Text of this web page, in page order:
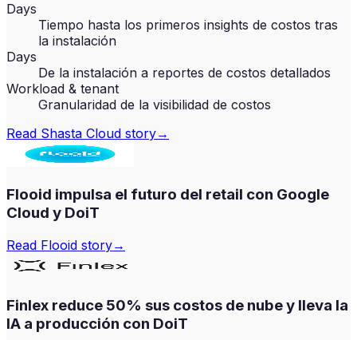
Days
Tiempo hasta los primeros insights de costos tras
la instalación
Days
De la instalación a reportes de costos detallados
Workload & tenant
Granularidad de la visibilidad de costos
Read Shasta Cloud story→
Flooid impulsa el futuro del retail con Google
Cloud y DoiT
Read Flooid story→
Finlex reduce 50% sus costos de nube y lleva la
IA a producción con DoiT